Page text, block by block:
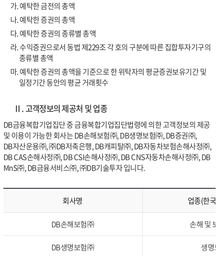
가. 예탁한 금전의 총액
나. 예탁한 증권의 총액
다. 예탁한 증권의 종류별 총액
라. 수익증권으로서 동법 제229조 각 호의 구분에 따른 집합투자기구의
종류별 총액
마. 예탁한 증권의 총액을 기준으로 한 위탁자의 평균증권보유기간 및
일정기간 동안의 평균 거래횟수
Ⅱ. 고객정보의 제공처 및 업종
DB금융복합기업집단 중 금융복합기업집단법령에 의한 고객정보의 제공
및 이용이 가능한 회사는 DB손해보험㈜, DB생명보험㈜, DB증권㈜,
DB자산운용㈜, ㈜DB저축은행, DB캐피탈㈜, DB자동차보험손해사정㈜,
DB CAS손해사정㈜, DB CSI손해사정㈜, DB CNS자동차손해사정㈜, DB
MnS㈜, DB금융서비스㈜, ㈜DB기술투자 입니다.
회사명 업종(한국
DB손해보험㈜ 손해 및
DB생명보험㈜ 생명